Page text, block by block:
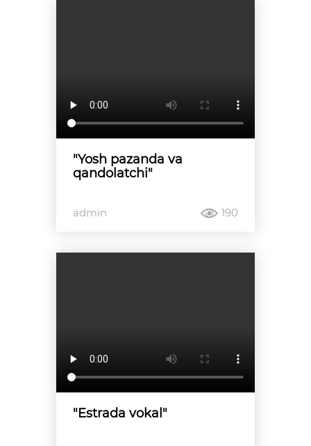
"Yosh pazanda va
qandolatchi"
admin 190
"Estrada vokal"